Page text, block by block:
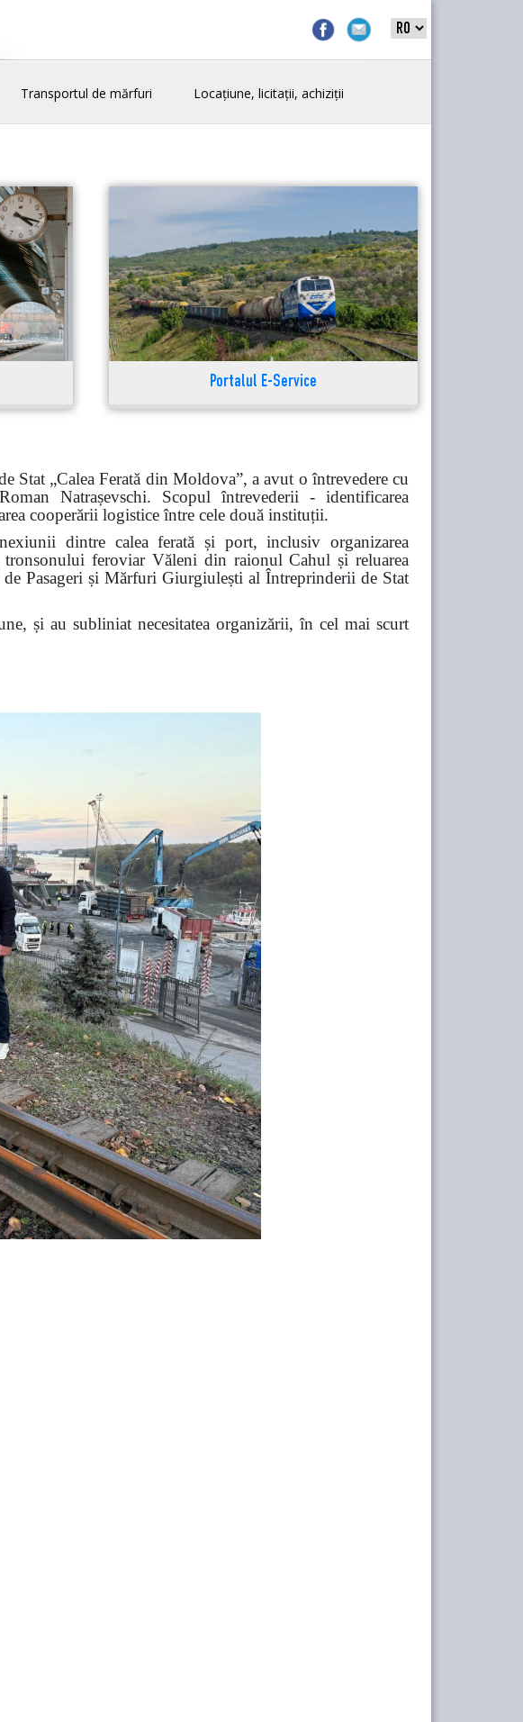
Transportul de mărfuri Locațiune, licitații, achiziții
Portalul E-Service
„Calea Ferată din Moldova”, a avut o întrevedere cu
Natrașevschi. Scopul întrevederii - identificarea
cooperării logistice între cele două instituții.
dintre calea ferată și port, inclusiv organizarea
feroviar Văleni din raionul Cahul și reluarea
Pasageri și Mărfuri Giurgiulești al Întreprinderii de Stat
și au subliniat necesitatea organizării, în cel mai scurt